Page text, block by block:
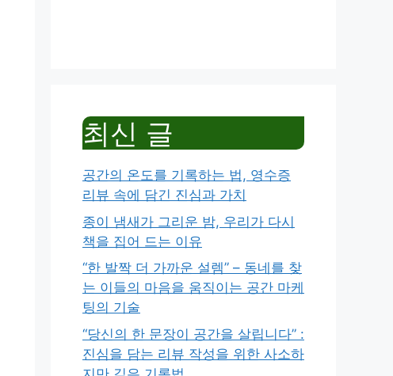
최신 글
공간의 온도를 기록하는 법, 영수증
리뷰 속에 담긴 진심과 가치
종이 냄새가 그리운 밤, 우리가 다시
책을 집어 드는 이유
“한 발짝 더 가까운 설렘” – 동네를 찾
는 이들의 마음을 움직이는 공간 마케
팅의 기술
“당신의 한 문장이 공간을 살립니다” :
진심을 담는 리뷰 작성을 위한 사소하